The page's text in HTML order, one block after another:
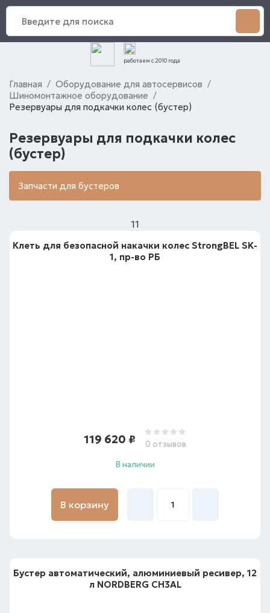
работаем с 2010 года
Главная / Оборудование для автосервисов /
Шиномонтажное оборудование /
Резервуары для подкачки колес (бустер)
Резервуары для подкачки колес
(бустер)
Запчасти для бустеров
11
Клеть для безопасной накачки колес StrongBEL SK-
1, пр-во РБ
119 620 ₽
0 отзывов
В наличии
В корзину
Бустер автоматический, алюминиевый ресивер, 12
л NORDBERG CH3AL